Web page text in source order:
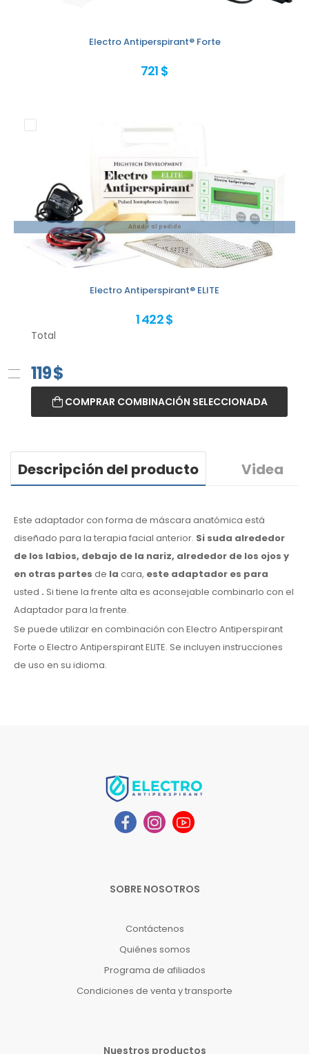
Electro Antiperspirant® Forte
721 $
Añadir al pedido
Electro Antiperspirant® ELITE
1 422 $
Total
119$
COMPRAR COMBINACIÓN SELECCIONADA
Descripción del producto Videa
Este adaptador con forma de máscara anatómica está
diseñado para la terapia facial anterior. Si suda alrededor
de los labios, debajo de la nariz, alrededor de los ojos y
en otras partes de la cara, este adaptador es para
usted . Si tiene la frente alta es aconsejable combinarlo con el
Adaptadorpara la frente.
Se puede utilizar en combinación con Electro Antiperspirant
Forte o Electro Antiperspirant ELITE. Se incluyen instrucciones
de uso en su idioma.
SOBRE NOSOTROS
Contáctenos
Quiénes somos
Programa de afiliados
Condiciones de venta y transporte
Nuestros productos